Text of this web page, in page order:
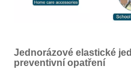
Jednorázové elastické
preventivní opatření